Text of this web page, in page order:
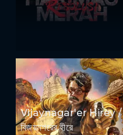
Vijaynagar'er Hirey /
বিজয়নগরের হীরে